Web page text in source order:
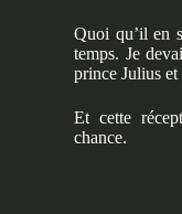
Quoi qu’il en
temps. Je
prince Julius et
Et cette
chance.